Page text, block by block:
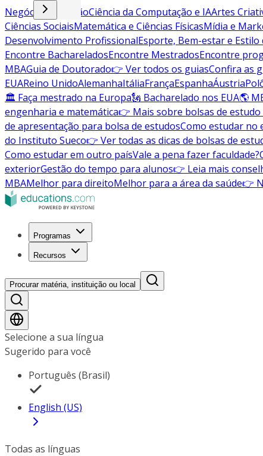
Negócios e GestãoCiência da Computação e IAArtes
Ciências SociaisMatemática e Ciências FísicasMídia e
Desenvolvimento ProfissionalEsporte, Bem-estar e Estilo
Encontre BachareladosEncontre MestradosEncontre
MBAGuia de Doutorado👉 Ver todos os guiasConfira as
EUAReino UnidoAlemanhaItáliaFrançaEspanhaÁustria
🏛 Faça mestrado na Europa🗽 Bacharelado nos EUA🌎
engenharia e matemática👉 Mais sobre bolsas de estudo
de apresentação para bolsa de estudosComo estudar no
do Instituto Sueco👉 Ver todas as dicas de bolsas de
Como estudar em outro paísVale a pena fazer faculdade?
exteriorGestão do tempo para alunos👉 Leia mais
MBAMelhor para direitoMelhor para a área da saúde👉
Programas
Recursos
Procurar matéria, instituição ou local
Selecione a sua língua
Sugerido para você
Português (Brasil)
English (US)
Todas as línguas